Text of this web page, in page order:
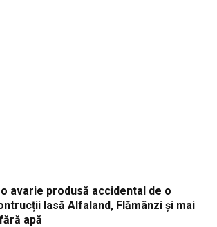
avarie produsă accidental de o
lasă Alfaland, Flămânzi și mai
apă